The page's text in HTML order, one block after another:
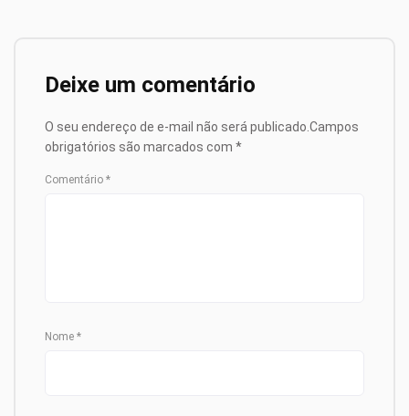
Deixe um comentário
O seu endereço de e-mail não será publicado. Campos
obrigatórios são marcados com *
Comentário *
Nome *